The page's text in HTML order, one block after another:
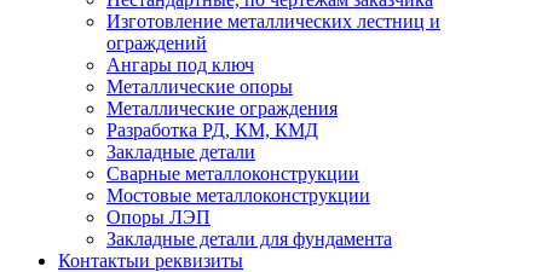
Изготовление металлических лестниц и
ограждений
Ангары под ключ
Металлические опоры
Металлические ограждения
Разработка РД, КМ, КМД
Закладные детали
Сварные металлоконструкции
Мостовые металлоконструкции
Опоры ЛЭП
Закладные детали для фундамента
Контактыи реквизиты